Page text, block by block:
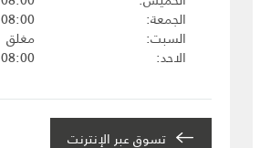
الجمعة
08:00 ص - 08:00 م
السبت
مغلق
الاحد
08:00 ص - 08:00 م
تسوق عبر الإنترنت